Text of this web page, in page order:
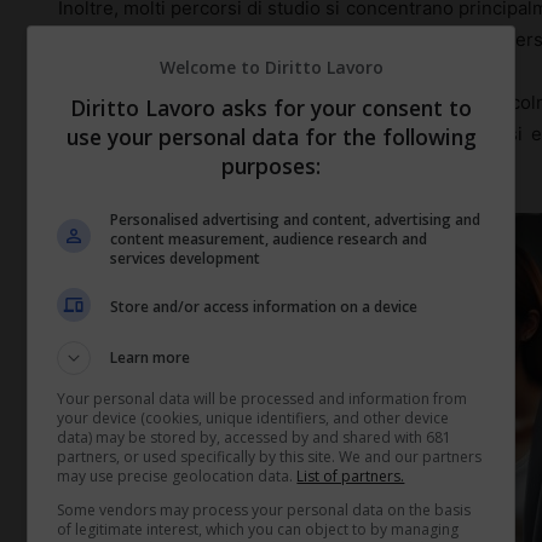
Inoltre, molti percorsi di studio si concentrano
lasciando un vuoto nel bagaglio di competenze
Impegnarsi in un tirocinio consente agli adulti di
capacità di navigare in ambienti aziendali complessi
vantaggio competitivo sul mercato del lavoro.
Welcome to Diritto Lavoro
Diritto Lavoro asks for your consent to
use your personal data for the following
purposes:
Personalised advertising and content, advertising and
content measurement, audience research and
services development
Store and/or access information on a device
Learn more
Your personal data will be processed and information from
your device (cookies, unique identifiers, and other device
data) may be stored by, accessed by and shared with 681
partners, or used specifically by this site. We and our partners
may use precise geolocation data. List of partners.
Some vendors may process your personal data on the basis
of legitimate interest, which you can object to by managing